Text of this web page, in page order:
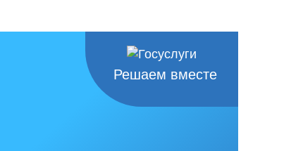
Решаем вместе